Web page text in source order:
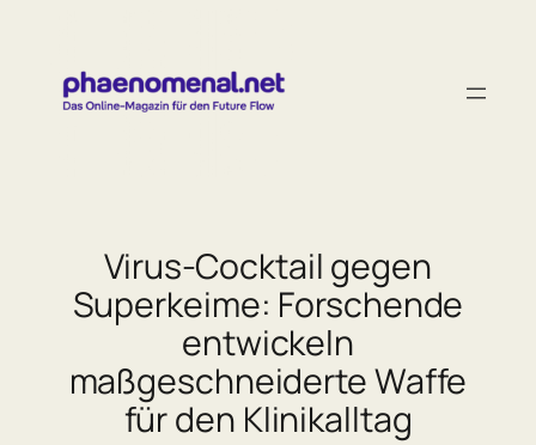
springen
Virus-Cocktail gegen
Superkeime: Forschende
entwickeln
maßgeschneiderte Waffe
für den Klinikalltag